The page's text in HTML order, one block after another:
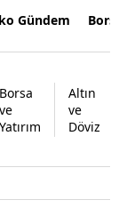
Gündem
Borsa
ve
Yatırım
Altın
ve
Döviz